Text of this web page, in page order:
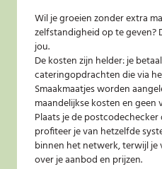
Wil je groeien zonder extra
zelfstandigheid op te geven?
jou.
De kosten zijn helder: je
cateringopdrachten die via
Smaakmaatjes worden
maandelijkse kosten en
Plaats je de
profiteer je van hetzelfde
binnen het netwerk, terwijl
over je aanbod en prijzen.